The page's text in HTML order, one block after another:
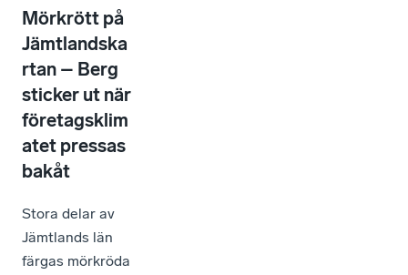
Mörkrött på
Jämtlandska
rtan – Berg
sticker ut när
företagsklim
atet pressas
bakåt
Stora delar av
Jämtlands län
färgas mörkröda